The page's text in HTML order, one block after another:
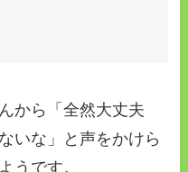
から「全然大丈夫
いな」と声をかけら
うです。